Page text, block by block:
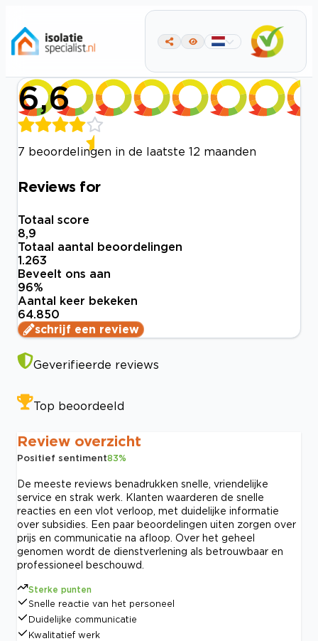
6,6
7 beoordelingen in de laatste 12 maanden
Reviews for
Totaal score
8,9
Totaal aantal beoordelingen
1.263
Beveelt ons aan
96%
Aantal keer bekeken
64.850
schrijf een review
Geverifieerde reviews
Top beoordeeld
Review overzicht
Positief sentiment83%
De meeste reviews benadrukken snelle, vriendelijke
service en strak werk. Klanten waarderen de snelle
reacties en een vlot verloop, met duidelijke informatie
over subsidies. Een paar beoordelingen uiten zorgen over
prijs en communicatie na afloop. Over het geheel
genomen wordt de dienstverlening als betrouwbaar en
professioneel beschouwd.
Sterke punten
Snelle reactie van het personeel
Duidelijke communicatie
Kwalitatief werk